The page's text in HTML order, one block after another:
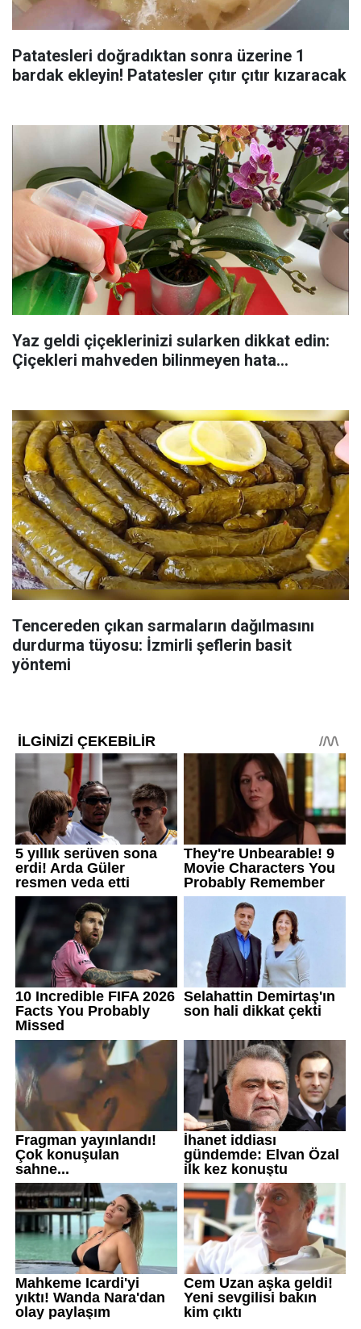
Patatesleri doğradıktan sonra üzerine 1
bardak ekleyin! Patatesler çıtır çıtır kızaracak
Yaz geldi çiçeklerinizi sularken dikkat edin:
Çiçekleri mahveden bilinmeyen hata...
Tencereden çıkan sarmaların dağılmasını
durdurma tüyosu: İzmirli şeflerin basit
yöntemi